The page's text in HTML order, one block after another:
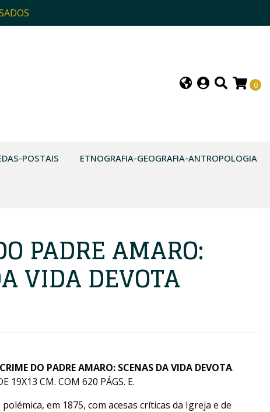
0
POSTAIS ETNOGRAFIA-GEOGRAFIA-ANTROPOLOGIA
PADRE AMARO:
VIDA DEVOTA
DO PADRE AMARO: SCENAS DA VIDA DEVOTA.
19X13 CM. COM 620 PÁGS. E.
em 1875, com acesas críticas da Igreja e de